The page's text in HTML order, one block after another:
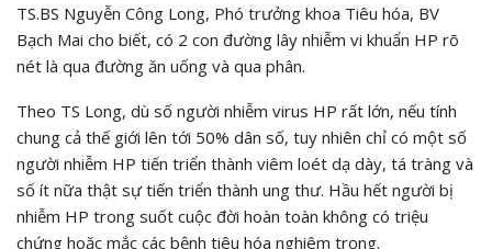
TS.BS Nguyễn Công Long, Phó trưởng khoa Tiêu hóa, BV
Bạch Mai cho biết, có 2 con đường lây nhiễm vi khuẩn HP rõ
nét là qua đường ăn uống và qua phân.
Theo TS Long, dù số người nhiễm virus HP rất lớn, nếu tính
chung cả thế giới lên tới 50% dân số, tuy nhiên chỉ có một số
người nhiễm HP tiến triển thành viêm loét dạ dày, tá tràng và
số ít nữa thật sự tiến triển thành ung thư. Hầu hết người bị
nhiễm HP trong suốt cuộc đời hoàn toàn không có triệu
chứng hoặc mắc các bệnh tiêu hóa nghiêm trọng.